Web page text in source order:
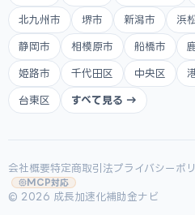
北九州市 堺市 新潟市 浜
静岡市 相模原市 船橋市
姫路市 千代田区 中央区
台東区 すべて見る →
会社概要特定商取引法プライバシーポ
MCP対応
© 2026 成長加速化補助金ナビ